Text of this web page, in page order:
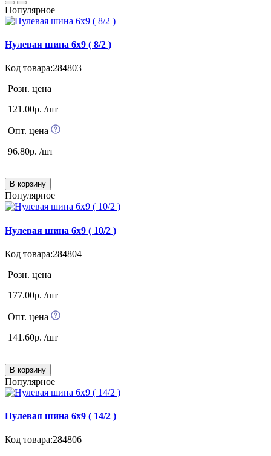
Популярное
Нулевая шина 6х9 ( 8/2 )
Код товара:284803
Розн. цена
121.00р. /шт
Опт. цена
96.80р. /шт
В корзину
Популярное
Нулевая шина 6х9 ( 10/2 )
Код товара:284804
Розн. цена
177.00р. /шт
Опт. цена
141.60р. /шт
В корзину
Популярное
Нулевая шина 6х9 ( 14/2 )
Код товара:284806